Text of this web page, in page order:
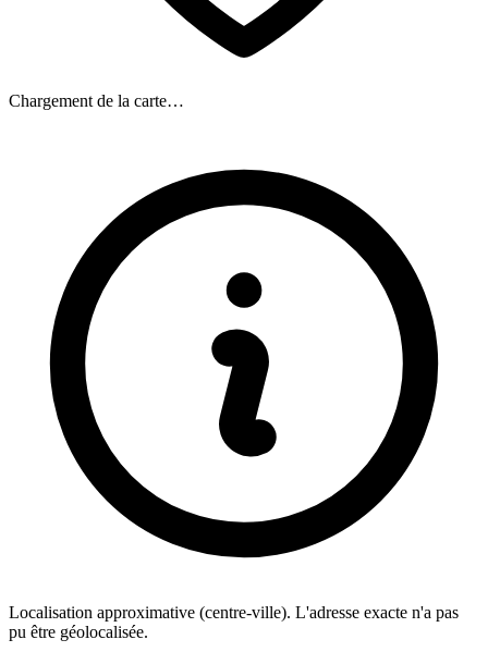
Chargement de la carte…
Localisation approximative (centre-ville). L'adresse exacte n'a pas
pu être géolocalisée.